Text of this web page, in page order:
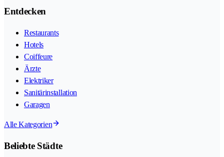
Entdecken
Restaurants
Hotels
Coiffeure
Ärzte
Elektriker
Sanitärinstallation
Garagen
Alle Kategorien
Beliebte Städte